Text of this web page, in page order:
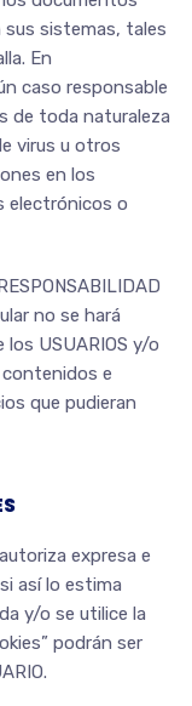
sistemas, tales
En
caso responsable
de toda naturaleza
virus u otros
en los
electrónicos o
no se hará
USUARIOS y/o
e
que pudieran
expresa e
así lo estima
y/o se utilice la
podrán ser